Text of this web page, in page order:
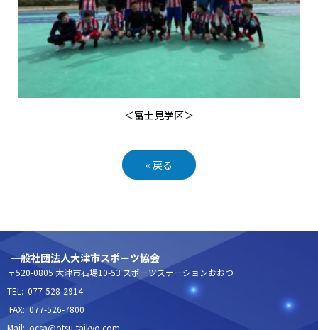
＜富士見学区＞
« 戻る
一般社団法人大津市スポーツ協会
〒520-0805 大津市石場10-53 スポーツステーションおおつ
TEL: 077-528-2914
FAX: 077-526-7800
Mail: ocsa@otsu-taikyo.com